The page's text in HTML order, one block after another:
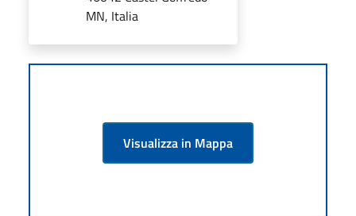
MN, Italia
Visualizza in Mappa